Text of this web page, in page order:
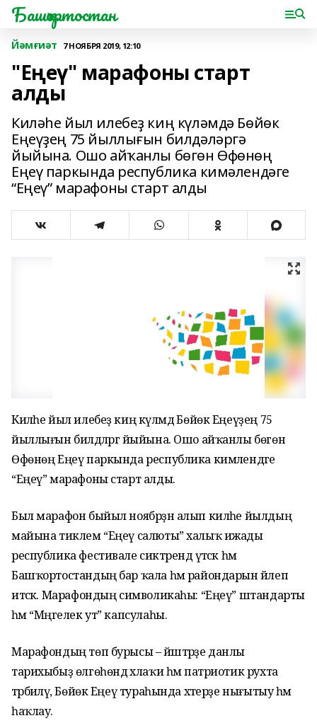
Башҡортостан
Йәмғиәт 7 НОЯБРЯ 2019, 12:10
"Еңеү" марафоны старт
алды
Киләһе йыл илебеҙ киң күләмдә Бөйөк
Еңеүҙең 75 йыллығын билдәләргә
йыйына. Ошо айҡанлы бөгөн Өфөнөң
Еңеү паркында республика кимәлендәге
“Еңеү” марафоны старт алды
Киләһе йыл илебеҙ киң күләмдә Бөйөк Еңеүҙең 75
йыллығын билдәләргә йыйына. Ошо айҡанлы бөгөн
Өфөнөң Еңеү паркында республика кимәлендәге
“Еңеү” марафоны старт алды.
Был марафон быйыл ноябрҙән алып киләһе йылдың
майына тиклем “Еңеү салюты” халыҡ ижады
республика фестивале сиктәрендә үтәсәк һәм
Башҡортостандың бар ҡала һәм райондарын йәлеп
итәсәк. Марафондың символикаһы: “Еңеү” штандарты
һәм “Мәңгелек ут” капсулаһы.
Марафондың төп бурысы – йәштәрҙе данлы
тарихыбыҙ өлгөһөндә әхлаҡи һәм патриотик рухта
тәрбиәләү, Бөйөк Еңеү тураһында хәтерҙе нығытыу һәм
һаҡлау.